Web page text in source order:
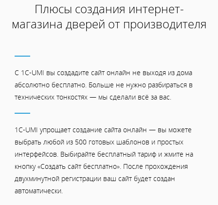
Плюсы создания интернет-
магазина дверей от производителя
С 1C-UMI вы создадите сайт онлайн не выходя из дома
абсолютно бесплатно. Больше не нужно разбираться в
технических тонкостях — мы сделали всё за вас.
1C-UMI упрощает создание сайта онлайн — вы можете
выбрать любой из 500 готовых шаблонов и простых
интерфейсов. Выбирайте бесплатный тариф и жмите на
кнопку «Создать сайт бесплатно». После прохождения
двухминутной регистрации ваш сайт будет создан
автоматически.